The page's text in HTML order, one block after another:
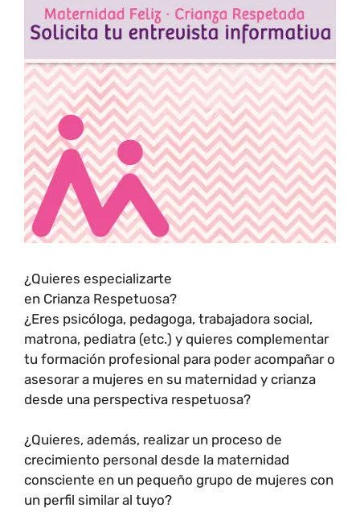
¿Quieres especializarte
en Crianza Respetuosa?
¿Eres psicóloga, pedagoga, trabajadora social,
matrona, pediatra (etc.) y quieres complementar
tu formación profesional para poder acompañar o
asesorar a mujeres en su maternidad y crianza
desde una perspectiva respetuosa?
¿Quieres, además, realizar un proceso de
crecimiento personal desde la maternidad
consciente en un pequeño grupo de mujeres con
un perfil similar al tuyo?